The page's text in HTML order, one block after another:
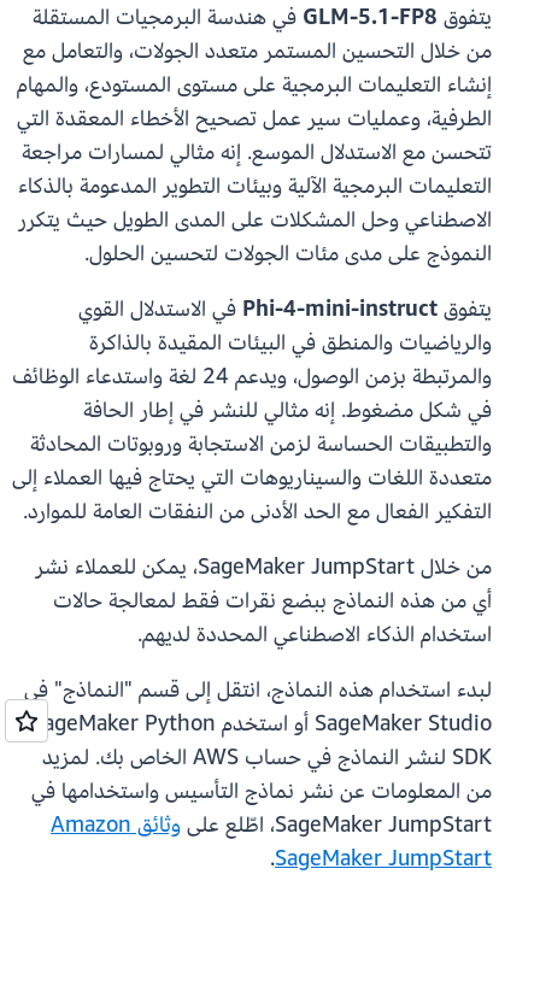
يتفوق GLM-5.1-FP8 في هندسة البرمجيات المستقلة
من خلال التحسين المستمر متعدد الجولات، والتعامل مع
إنشاء التعليمات البرمجية على مستوى المستودع، والمهام
الطرفية، وعمليات سير عمل تصحيح الأخطاء المعقدة التي
تتحسن مع الاستدلال الموسع. إنه مثالي لمسارات مراجعة
التعليمات البرمجية الآلية وبيئات التطوير المدعومة بالذكاء
الاصطناعي وحل المشكلات على المدى الطويل حيث يتكرر
النموذج على مدى مئات الجولات لتحسين الحلول.
يتفوقPhi-4-mini-instruct في الاستدلال القوي
والرياضيات والمنطق في البيئات المقيدة بالذاكرة
والمرتبطة بزمن الوصول، ويدعم 24 لغة واستدعاء الوظائف
في شكل مضغوط. إنه مثالي للنشر في إطار الحافة
والتطبيقات الحساسة لزمن الاستجابة وروبوتات المحادثة
متعددة اللغات والسيناريوهات التي يحتاج فيها العملاء إلى
التفكير الفعال مع الحد الأدنى من النفقات العامة للموارد.
من خلال SageMaker JumpStart، يمكن للعملاء نشر
أي من هذه النماذج ببضع نقرات فقط لمعالجة حالات
استخدام الذكاء الاصطناعي المحددة لديهم.
لبدء استخدام هذه النماذج، انتقل إلى قسم "النماذج" في
SageMaker Studio أو استخدم SageMaker Python
SDK لنشر النماذج في حساب AWS الخاص بك. لمزيد
من المعلومات عن نشر نماذج التأسيس واستخدامها في
SageMaker JumpStart، اطّلع على
وثائق Amazon
SageMaker JumpStart
.